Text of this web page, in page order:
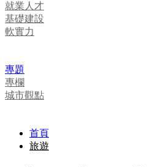
就業人才
基礎建設
軟實力
專題
專欄
城市觀點
首頁
旅遊